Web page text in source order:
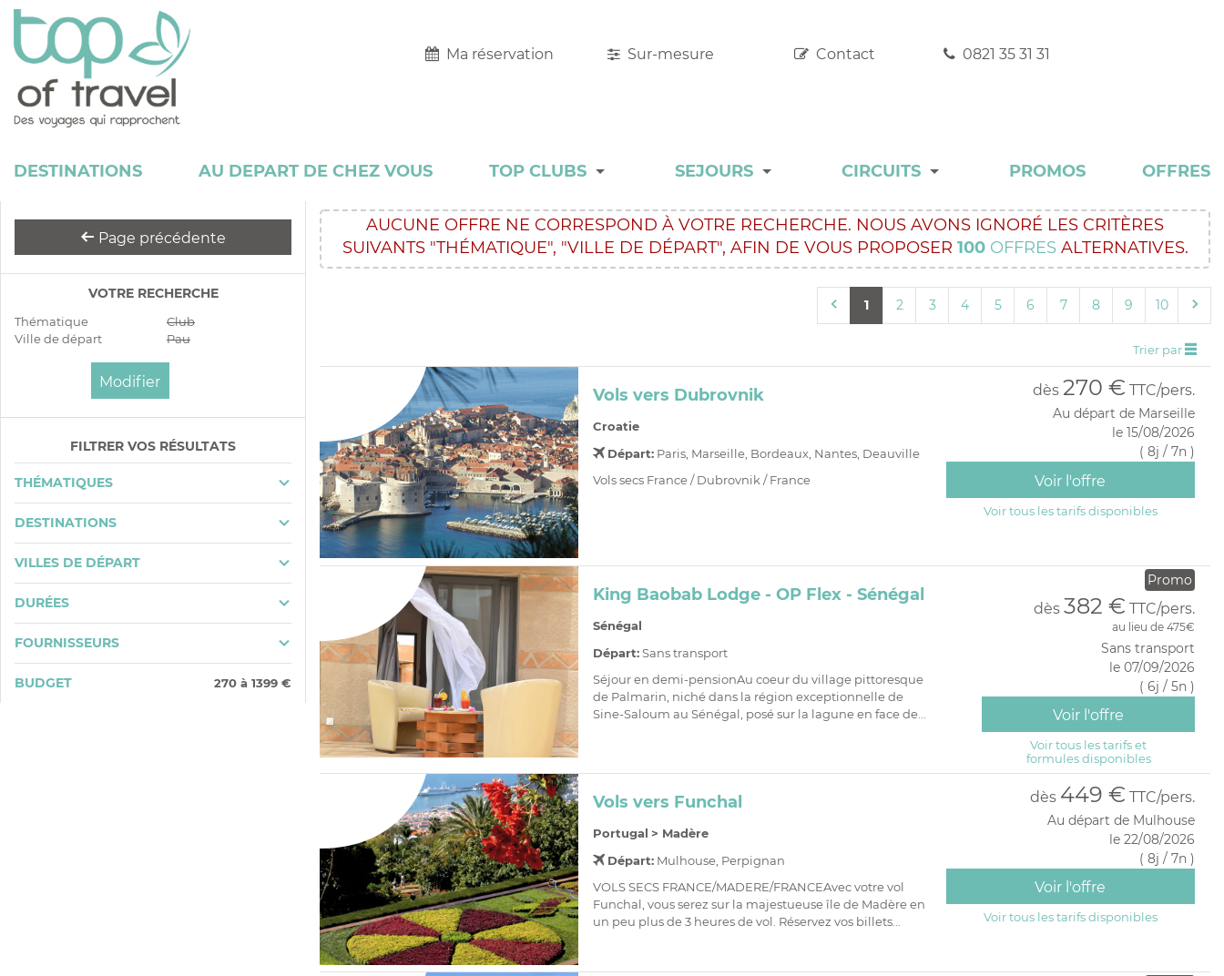
Ma réservation Sur-mesure Contact 0821 35 31 31
DESTINATIONS AU DEPART DE CHEZ VOUS TOP CLUBS
TOP CLUBS
SEJOURS
MALINS
HÔTEL RESORT
CIRCUITS
DÉCOUVERTE
EXPERT
INCONTOURNABLE
PROMOS OFFRES
Page précédente
VOTRE RECHERCHE
Thématique
Club
Ville de départ
Pau
FILTRER VOS RÉSULTATS
THÉMATIQUES
DESTINATIONS
VILLES DE DÉPART
DURÉES
FOURNISSEURS
BUDGET 270 à 1399 €
AUCUNE OFFRE NE CORRESPOND À VOTRE RECHERCHE. NOUS AVONS IGNORÉ LES CRITÈRES
SUIVANTS "THÉMATIQUE", "VILLE DE DÉPART", AFIN DE VOUS PROPOSER 100 OFFRESALTERNATIVES.
1 2 3 4 5 6 7 8 9 10
Trier par
Vols vers Dubrovnik
Croatie
Départ:Paris, Marseille, Bordeaux, Nantes, Deauville
Vols secs France / Dubrovnik / France
dès 270 € TTC/pers.
Au départ de Marseille
le 15/08/2026
( 8j / 7n )
Voir l'offre
Voir tous les tarifs disponibles
King Baobab Lodge - OP Flex - Sénégal
Sénégal
Départ:Sans transport
Séjour en demi-pensionAu coeur du village pittoresque
de Palmarin, niché dans la région exceptionnelle de
Sine-Saloum au Sénégal, posé sur la lagune en face de...
Promo
dès382 € TTC/pers.
au lieu de 475€
Sans transport
le 07/09/2026
( 6j / 5n )
Voir l'offre
Voir tous les tarifs et
formules disponibles
Vols vers Funchal
Portugal > Madère
Départ:Mulhouse, Perpignan
VOLS SECS FRANCE/MADERE/FRANCEAvec votre vol
Funchal, vous serez sur la majestueuse île de Madère en
un peu plus de 3 heures de vol. Réservez vos billets...
dès 449 € TTC/pers.
Au départ de Mulhouse
le 22/08/2026
( 8j / 7n )
Voir l'offre
Voir tous les tarifs disponibles